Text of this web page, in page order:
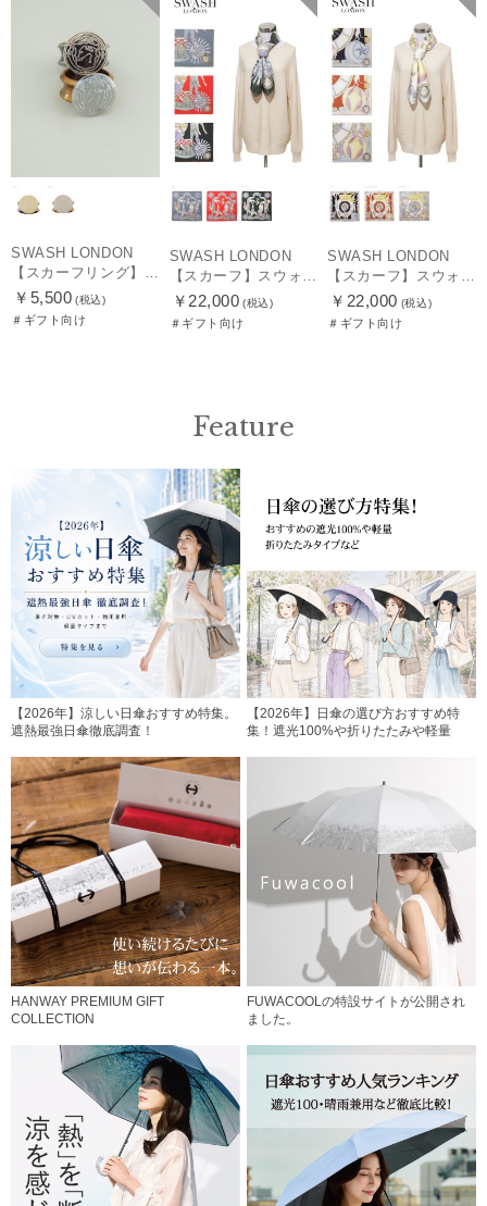
SWASH LONDON
￥5,500 (税込)
＃ギフト向け
SWASH LONDON
￥22,000 (税込)
＃ギフト向け
SWASH LONDON
￥22,000 (税込)
＃ギフト向け
Feature
【2026年】涼しい日傘おすすめ特集。
遮熱最強日傘徹底調査！
【2026年】日傘の選び方おすすめ特
集！遮光100%や折りたたみや軽量
HANWAY PREMIUM GIFT
COLLECTION
FUWACOOLの特設サイトが公開され
ました。